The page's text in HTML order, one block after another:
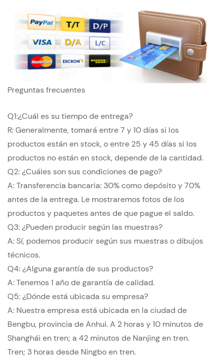
Preguntas frecuentes
Q1:¿Cuál es su tiempo de entrega?
R: Generalmente, tomará entre 7 y 10 días si los
productos están en stock, o entre 25 y 45 días si los
productos no están en stock, depende de la cantidad.
Q2: ¿Cuáles son sus condiciones de pago?
A: Transferencia bancaria: 30% como depósito y 70%
antes de la entrega. Le mostraremos fotos de los
productos y paquetes antes de que pague el saldo.
Q3: ¿Pueden producir según las muestras?
A: Sí, podemos producir según sus muestras o dibujos
técnicos.
Q4: ¿Alguna garantía de sus productos?
A: Tenemos 1 año de garantía de calidad.
Q5: ¿Dónde está ubicada su empresa?
A: Nuestra empresa está ubicada en la ciudad de
Bengbu, provincia de Anhui. A 2 horas y 10 minutos de
Shanghái en tren; a 42 minutos de Nanjing en tren.
Tren; 3 horas desde Ningbo en tren.